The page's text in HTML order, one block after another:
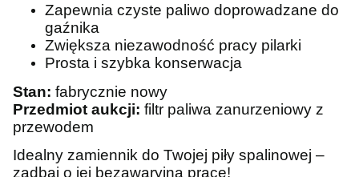
Zapewnia czyste paliwo doprowadzane do
gaźnika
Zwiększa niezawodność pracy pilarki
Prosta i szybka konserwacja
Stan: fabrycznie nowy
Przedmiot aukcji: filtr paliwa zanurzeniowy z
przewodem
Idealny zamiennik do Twojej piły spalinowej –
zadbaj o jej bezawaryjną pracę!